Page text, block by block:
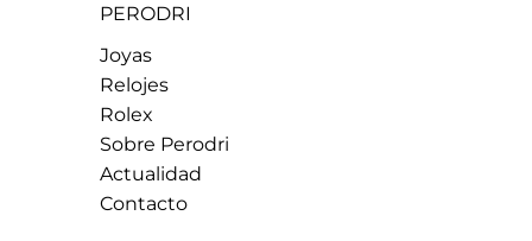
PERODRI
Joyas
Relojes
Rolex
Sobre Perodri
Actualidad
Contacto